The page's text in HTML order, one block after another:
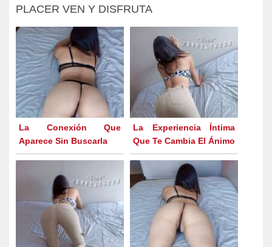
PLACER VEN Y DISFRUTA
La Conexión Que
Aparece Sin Buscarla
La Experiencia Íntima
Que Te Cambia El Ánimo